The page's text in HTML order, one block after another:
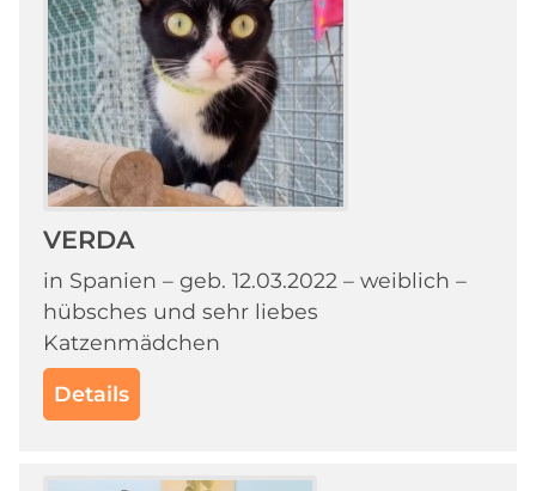
VERDA
in Spanien – geb. 12.03.2022 – weiblich –
hübsches und sehr liebes
Katzenmädchen
Details